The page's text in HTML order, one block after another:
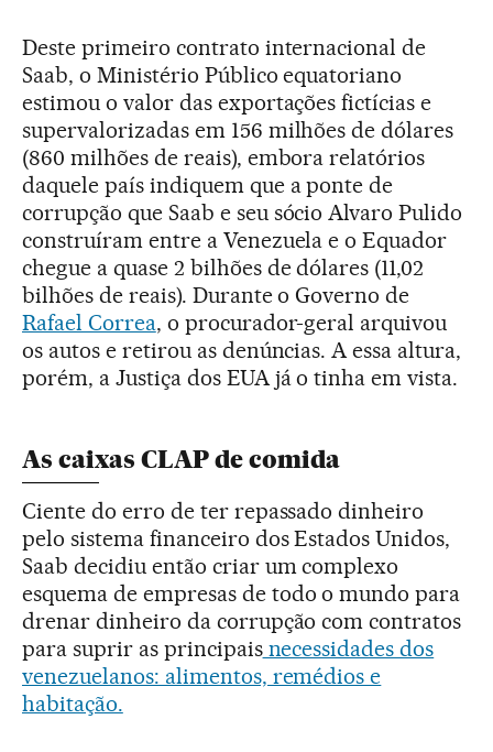
Deste primeiro contrato internacional de
Saab, o Ministério Público equatoriano
estimou o valor das exportações fictícias e
supervalorizadas em 156 milhões de dólares
(860 milhões de reais), embora relatórios
daquele país indiquem que a ponte de
corrupção que Saab e seu sócio Alvaro Pulido
construíram entre a Venezuela e o Equador
chegue a quase 2 bilhões de dólares (11,02
bilhões de reais). Durante o Governo de
Rafael Correa, o procurador-geral arquivou
os autos e retirou as denúncias. A essa altura,
porém, a Justiça dos EUA já o tinha em vista.
As caixas CLAP de comida
Ciente do erro de ter repassado dinheiro
pelo sistema financeiro dos Estados Unidos,
Saab decidiu então criar um complexo
esquema de empresas de todo o mundo para
drenar dinheiro da corrupção com contratos
para suprir as principaisnecessidades dos
venezuelanos: alimentos, remédios e
habitação.